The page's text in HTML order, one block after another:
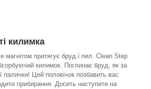
килимка
магнітом притягує бруд і пил. Clean Step
килимок. Поглинає бруд, як за
палички! Цей половічок позбавить вас
прибирання. Досить наступити на